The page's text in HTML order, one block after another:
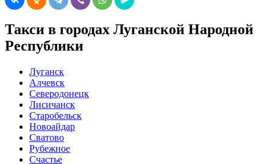
Такси в городах Луганской Народной
Республики
Луганск
Алчевск
Северодонецк
Лисичанск
Старобельск
Новоайдар
Сватово
Рубежное
Счастье